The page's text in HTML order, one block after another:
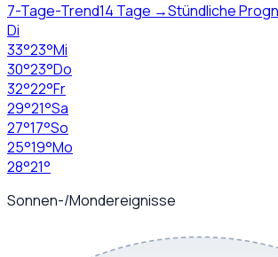
7-Tage-Trend14 Tage →Stündliche
Di
33°23°Mi
30°23°Do
32°22°Fr
29°21°Sa
27°17°So
25°19°Mo
28°21°
Sonnen-/Mondereignisse